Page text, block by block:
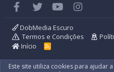
FacebookTwitter youtube
DobMedia Escuro
Termos e Condições
Início
R
S
Este site utiliza cookies para ajudar